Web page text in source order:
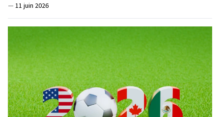
— 11 juin 2026